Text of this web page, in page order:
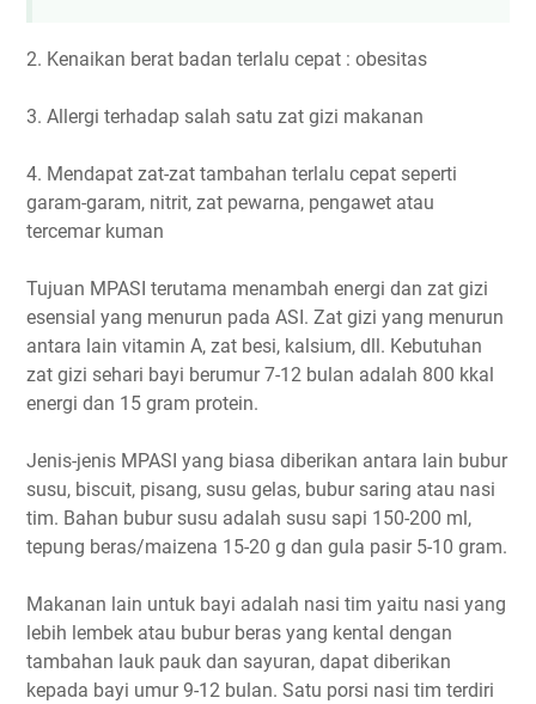
2. Kenaikan berat badan terlalu cepat : obesitas
3. Allergi terhadap salah satu zat gizi makanan
4. Mendapat zat-zat tambahan terlalu cepat seperti
garam-garam, nitrit, zat pewarna, pengawet atau
tercemar kuman
Tujuan MPASI terutama menambah energi dan zat gizi
esensial yang menurun pada ASI. Zat gizi yang menurun
antara lain vitamin A, zat besi, kalsium, dll. Kebutuhan
zat gizi sehari bayi berumur 7-12 bulan adalah 800 kkal
energi dan 15 gram protein.
Jenis-jenis MPASI yang biasa diberikan antara lain bubur
susu, biscuit, pisang, susu gelas, bubur saring atau nasi
tim. Bahan bubur susu adalah susu sapi 150-200 ml,
tepung beras/maizena 15-20 g dan gula pasir 5-10 gram.
Makanan lain untuk bayi adalah nasi tim yaitu nasi yang
lebih lembek atau bubur beras yang kental dengan
tambahan lauk pauk dan sayuran, dapat diberikan
kepada bayi umur 9-12 bulan. Satu porsi nasi tim terdiri